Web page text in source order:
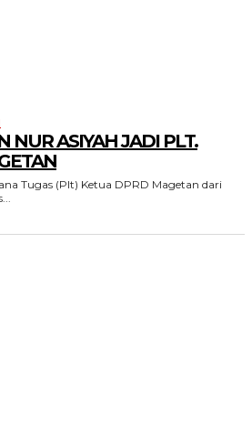
NUR ASIYAH JADI PLT.
Tugas (Plt) Ketua DPRD Magetan dari